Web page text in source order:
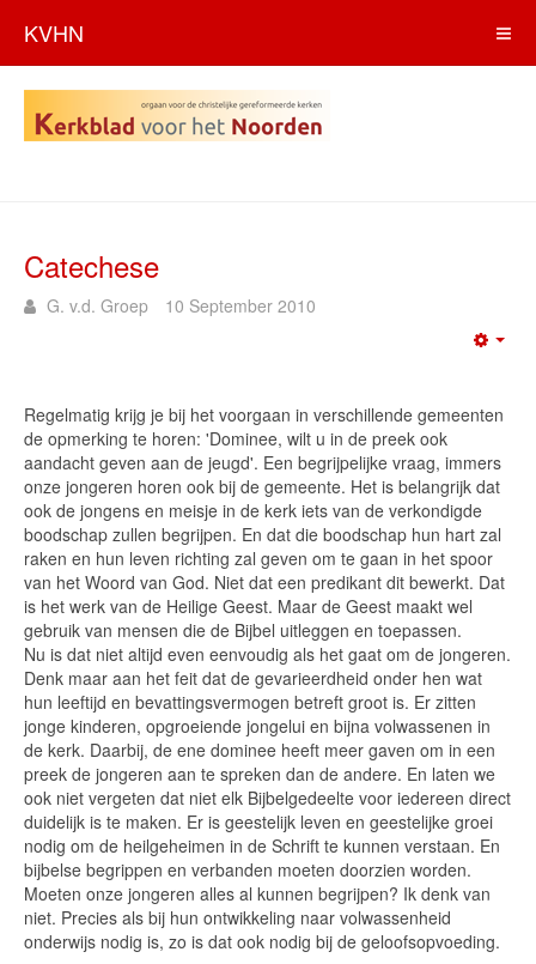
KVHN
Catechese
G. v.d. Groep 10 September 2010
Regelmatig krijg je bij het voorgaan in verschillende gemeenten
de opmerking te horen: 'Dominee, wilt u in de preek ook
aandacht geven aan de jeugd'. Een begrijpelijke vraag, immers
onze jongeren horen ook bij de gemeente. Het is belangrijk dat
ook de jongens en meisje in de kerk iets van de verkondigde
boodschap zullen begrijpen. En dat die boodschap hun hart zal
raken en hun leven richting zal geven om te gaan in het spoor
van het Woord van God. Niet dat een predikant dit bewerkt. Dat
is het werk van de Heilige Geest. Maar de Geest maakt wel
gebruik van mensen die de Bijbel uitleggen en toepassen.
Nu is dat niet altijd even eenvoudig als het gaat om de jongeren.
Denk maar aan het feit dat de gevarieerdheid onder hen wat
hun leeftijd en bevattingsvermogen betreft groot is. Er zitten
jonge kinderen, opgroeiende jongelui en bijna volwassenen in
de kerk. Daarbij, de ene dominee heeft meer gaven om in een
preek de jongeren aan te spreken dan de andere. En laten we
ook niet vergeten dat niet elk Bijbelgedeelte voor iedereen direct
duidelijk is te maken. Er is geestelijk leven en geestelijke groei
nodig om de heilgeheimen in de Schrift te kunnen verstaan. En
bijbelse begrippen en verbanden moeten doorzien worden.
Moeten onze jongeren alles al kunnen begrijpen? Ik denk van
niet. Precies als bij hun ontwikkeling naar volwassenheid
onderwijs nodig is, zo is dat ook nodig bij de geloofsopvoeding.